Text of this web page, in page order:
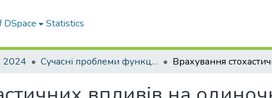
DSpace Statistics
2024 Сучасні проблеми функціонування логістичних систем. Сталий розвиток транспортних систем: наука і практика